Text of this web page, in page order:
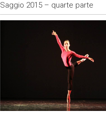
Saggio 2015 – quarte parte